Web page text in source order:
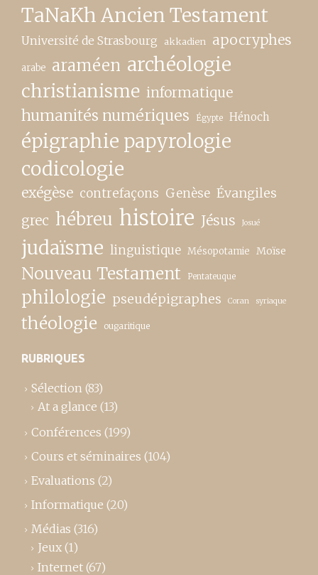
TaNaKh Ancien Testament
Université de Strasbourg akkadien apocryphes
arabe araméen archéologie
christianisme informatique
humanités numériques Égypte Hénoch
épigraphie papyrologie
codicologie
exégèse contrefaçons Genèse Évangiles
grec hébreu histoire Jésus Josué
judaïsme linguistique Mésopotamie Moïse
Nouveau Testament Pentateuque
philologie pseudépigraphes Coran syriaque
théologie ougaritique
RUBRIQUES
Sélection (83)
At a glance (13)
Conférences (199)
Cours et séminaires (104)
Evaluations (2)
Informatique (20)
Médias (316)
Jeux (1)
Internet (67)